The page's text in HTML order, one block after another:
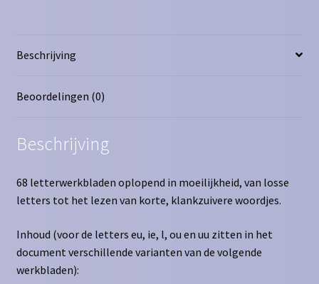
Beschrijving
Beoordelingen (0)
Beschrijving
68 letterwerkbladen oplopend in moeilijkheid, van losse
letters tot het lezen van korte, klankzuivere woordjes.
Inhoud (voor de letters eu, ie, l, ou en uu zitten in het
document verschillende varianten van de volgende
werkbladen):